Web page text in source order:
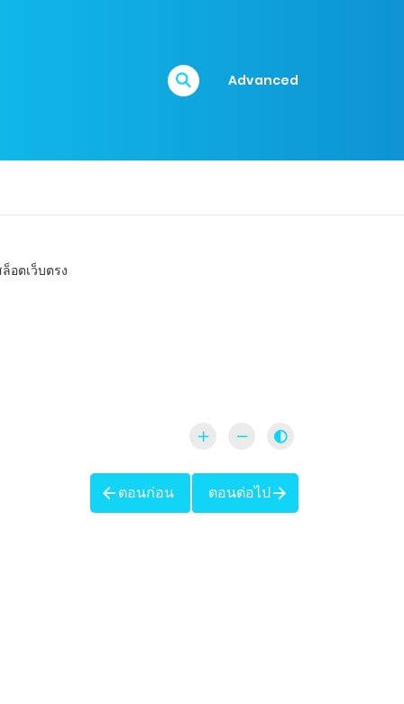
Advanced
ตอนก่อน ตอนต่อไป